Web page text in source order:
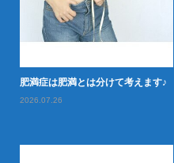
肥満症は肥満とは分けて考えます♪
2026.07.26